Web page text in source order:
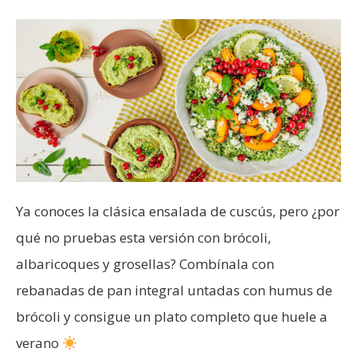
Ya conoces la clásica ensalada de cuscús, pero ¿por
qué no pruebas esta versión con brócoli,
albaricoques y grosellas? Combínala con
rebanadas de pan integral untadas con humus de
brócoli y consigue un plato completo que huele a
verano